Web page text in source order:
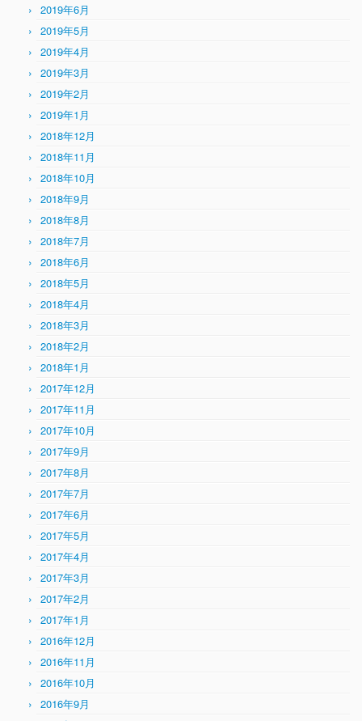
2019年6月
2019年5月
2019年4月
2019年3月
2019年2月
2019年1月
2018年12月
2018年11月
2018年10月
2018年9月
2018年8月
2018年7月
2018年6月
2018年5月
2018年4月
2018年3月
2018年2月
2018年1月
2017年12月
2017年11月
2017年10月
2017年9月
2017年8月
2017年7月
2017年6月
2017年5月
2017年4月
2017年3月
2017年2月
2017年1月
2016年12月
2016年11月
2016年10月
2016年9月